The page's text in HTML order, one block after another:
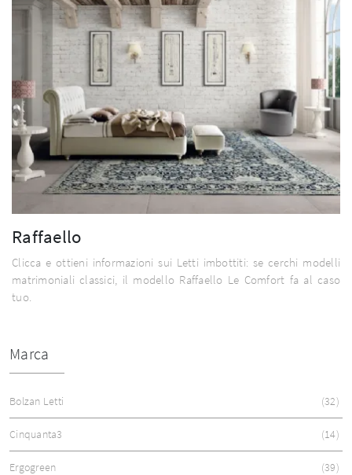
Raffaello
Clicca e ottieni informazioni sui Letti imbottiti: se cerchi modelli
matrimoniali classici, il modello Raffaello Le Comfort fa al caso
tuo.
Marca
Bolzan Letti 32
Cinquanta3 14
Ergogreen 39